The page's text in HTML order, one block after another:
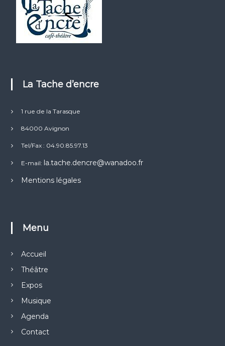
La Tache d’encre
1 rue de la Tarasque
84000 Avignon
Tel/Fax : 04.90.85.97.13
E-mail: la.tache.dencre@wanadoo.fr
Mentions légales
Menu
Accueil
Théâtre
Expos
Musique
Agenda
Contact